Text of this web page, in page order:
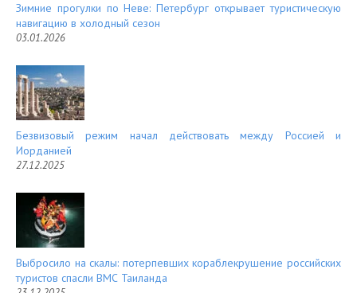
Зимние прогулки по Неве: Петербург открывает туристическую
навигацию в холодный сезон
03.01.2026
Безвизовый режим начал действовать между Россией и
Иорданией
27.12.2025
Выбросило на скалы: потерпевших кораблекрушение российских
туристов спасли ВМС Таиланда